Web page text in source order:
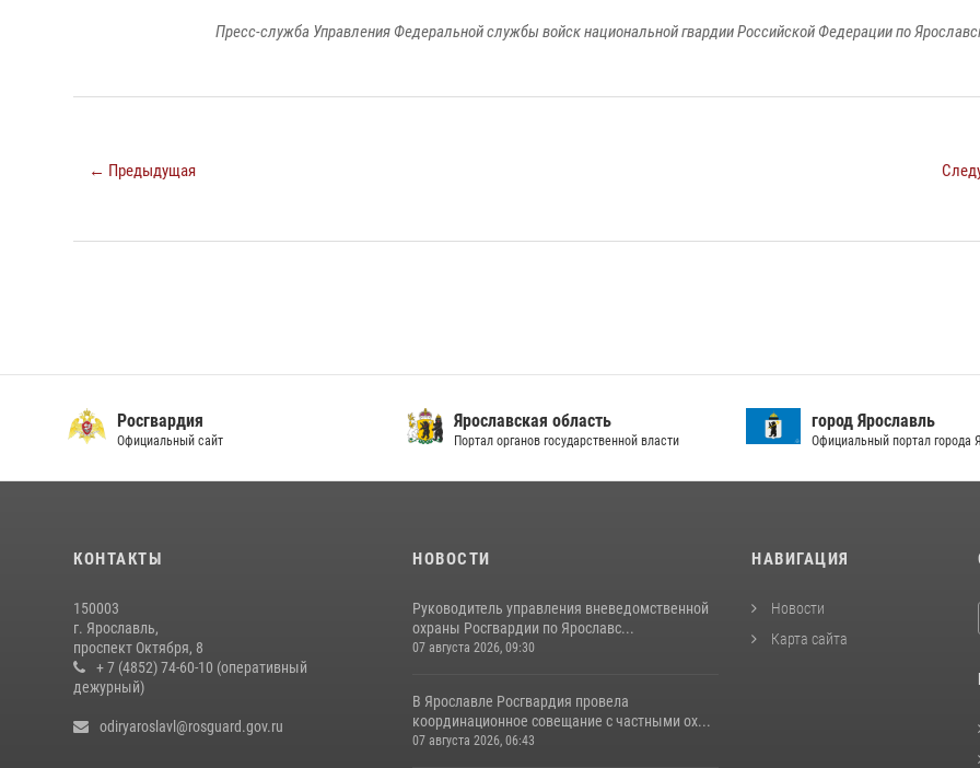
Пресс-служба Управления Федеральной службы войск национальной гвардии Российской Федерации по
← Предыдущая
Росгвардия
Официальный сайт
Ярославская область
Портал органов государственной власти
город Ярославль
Официальный портал города
КОНТАКТЫ
150003
г. Ярославль,
проспект Октября, 8
+ 7 (4852) 74-60-10 (оперативный
дежурный)
odiryaroslavl@rosguard.gov.ru
НОВОСТИ
Руководитель управления вневедомственной
охраны Росгвардии по Ярославс...
07 августа 2026, 09:30
В Ярославле Росгвардия провела
координационное совещание с частными ох...
07 августа 2026, 06:43
НАВИГАЦИЯ
Новости
Карта сайта